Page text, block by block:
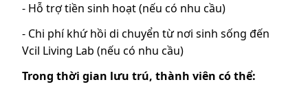
- Hỗ trợ tiền sinh hoạt (nếu có nhu cầu)
- Chi phí khứ hồi di chuyển từ nơi sinh sống đến
Vcil Living Lab (nếu có nhu cầu)
Trong thời gian lưu trú, thành viên có thể: